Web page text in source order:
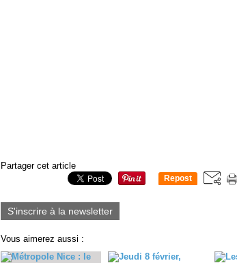
Partager cet article
Repost
S'inscrire à la newsletter
Vous aimerez aussi :